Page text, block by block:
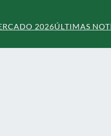
2026ÚLTIMAS